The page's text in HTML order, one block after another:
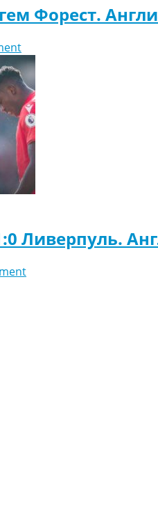
Форест.
Ливерпуль.